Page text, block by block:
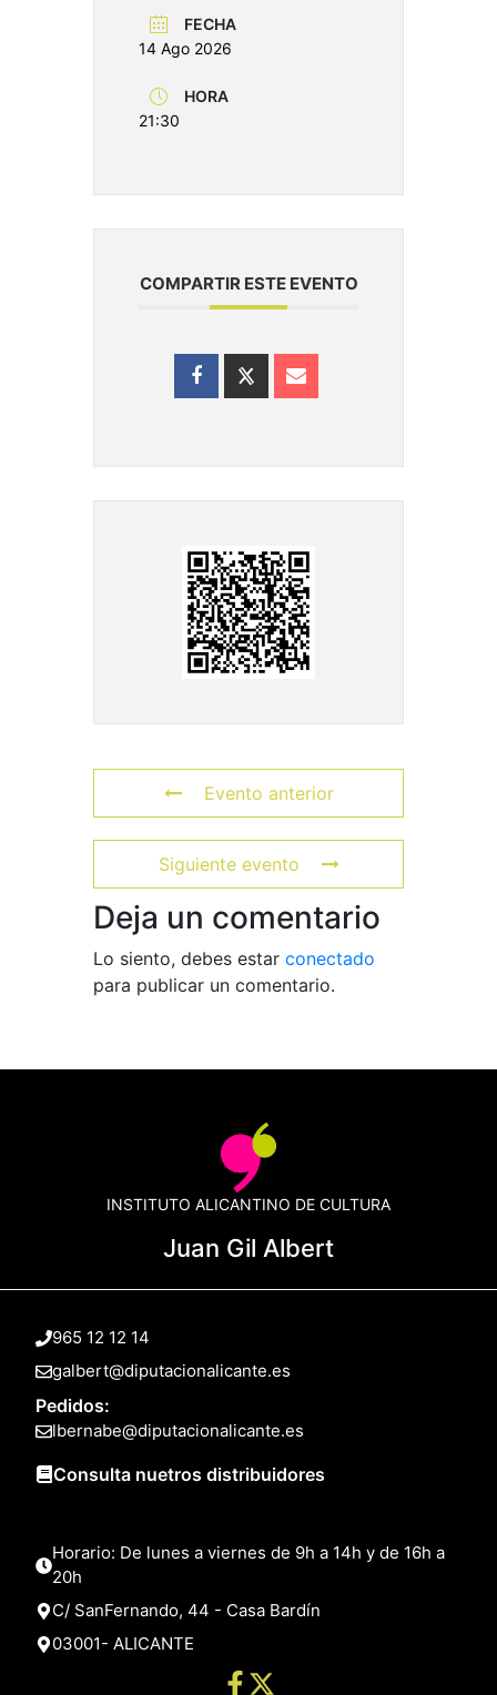
FECHA
14 Ago 2026
HORA
21:30
COMPARTIR ESTE EVENTO
Evento anterior
Siguiente evento
Deja un comentario
Lo siento, debes estar conectado
para publicar un comentario.
INSTITUTO ALICANTINO DE CULTURA
Juan Gil Albert
965 12 12 14
galbert@diputacionalicante.es
Pedidos:
lbernabe@diputacionalicante.es
Consulta nuetros distribuidores
Horario: De lunes a viernes de 9h a 14h y de 16h a
20h
C/ SanFernando, 44 - Casa Bardín
03001- ALICANTE